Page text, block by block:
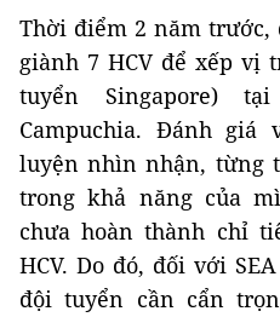
Thời điểm 2 năm
giành 7 HCV để xếp vị
tuyển Singapore)
Campuchia. Đánh
luyện nhìn nhận, từng
trong khả năng của
chưa hoàn thành chỉ
HCV. Do đó, đối với
đội tuyển cần cẩn